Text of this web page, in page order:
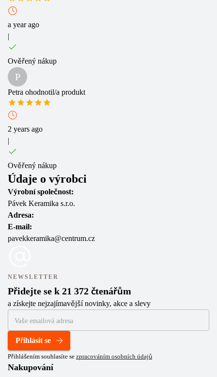
a year ago
|
Ověřený nákup
P
Petra ohodnotil/a produkt
2 years ago
|
Ověřený nákup
Údaje o výrobci
Výrobní společnost:
Pávek Keramika s.r.o.
Adresa:
E-mail:
pavekkeramika@centrum.cz
NEWSLETTER
Přidejte se k 21 372 čtenářům
a získejte nejzajímavější novinky, akce a slevy
Přihlásit se
Přihlášením souhlasíte se zpracováním osobních údajů
Nakupování